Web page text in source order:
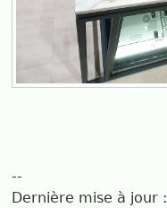
--
Dernière mise à jour :